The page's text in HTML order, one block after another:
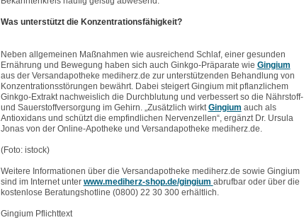
Was unterstützt die Konzentrationsfähigkeit?
Neben allgemeinen Maßnahmen wie ausreichend Schlaf, einer gesunden
Ernährung und Bewegung haben sich auch Ginkgo-Präparate wie Gingium
aus der Versandapotheke mediherz.de zur unterstützenden Behandlung von
Konzentrationsstörungen bewährt. Dabei steigert Gingium mit pflanzlichem
Ginkgo-Extrakt nachweislich die Durchblutung und verbessert so die Nährstoff-
und Sauerstoffversorgung im Gehirn. „Zusätzlich wirktGingium auch als
Antioxidans und schützt die empfindlichen Nervenzellen“, ergänzt Dr. Ursula
Jonas von der Online-Apotheke und Versandapotheke mediherz.de.
(Foto: istock)
Weitere Informationen über die Versandapotheke mediherz.de sowie Gingium
sind im Internet unter www.mediherz-shop.de/gingium abrufbar oder über die
kostenlose Beratungshotline (0800) 22 30 300 erhältlich.
Gingium Pflichttext